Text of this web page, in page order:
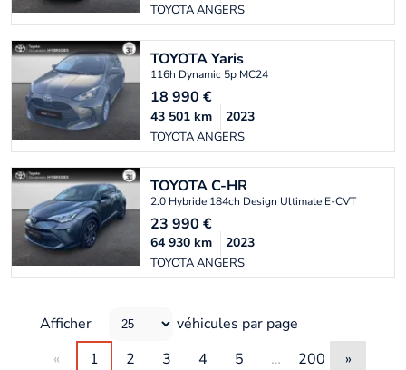
TOYOTA ANGERS
TOYOTAYaris
116h Dynamic 5p MC24
18 990 €
TOYOTA ANGERS
43 501 km 2023
TOYOTAC-HR
2.0 Hybride 184ch Design Ultimate E-CVT
23 990 €
TOYOTA ANGERS
64 930 km 2023
Afficher
véhicules par page
«
1 2 3 4 5 … 200 »